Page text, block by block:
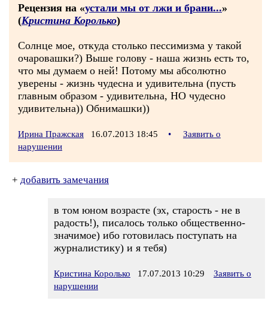
Рецензия на «устали мы от лжи и брани...»
(Кристина Королько)
Солнце мое, откуда столько пессимизма у такой
очаровашки?) Выше голову - наша жизнь есть то,
что мы думаем о ней! Потому мы абсолютно
уверены - жизнь чудесна и удивительна (пусть
главным образом - удивительна, НО чудесно
удивительна)) Обнимашки))
Ирина Пражская 16.07.2013 18:45 •
Заявить о
нарушении
+ добавить замечания
в том юном возрасте (эх, старость - не в
радость!), писалось только общественно-
значимое) ибо готовилась поступать на
журналистику) и я тебя)
Кристина Королько 17.07.2013 10:29
Заявить о
нарушении